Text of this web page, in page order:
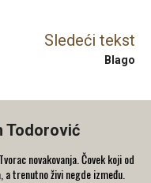
Sledeći tekst
Blago
Todorović
novakovanja. Čovek koji od
a trenutno živi negde između.